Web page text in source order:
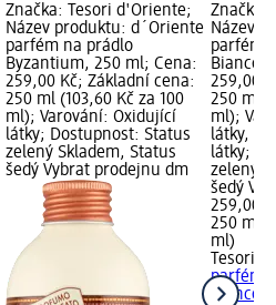
Značka: Tesori d'Oriente;
Název produktu: d´Oriente
parfém na prádlo
Byzantium, 250 ml; Cena:
259,00 Kč; Základní cena:
250 ml (103,60 Kč za 100
ml); Varování: Oxidující
látky; Dostupnost: Status
zelený Skladem, Status
šedý Vybrat prodejnu dm
Značka:
Název
parfém
Bianco,
259,00
250 ml
ml);
látky,
látky;
zelený
šedý
259,00
250 ml
ml)
Tesori
parfém
Bianco,